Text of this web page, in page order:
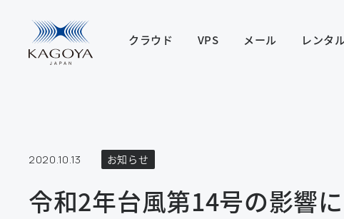
2020.10.13 お知らせ
令和2年台風第14号の影響
クラウド VPS メール レンタ